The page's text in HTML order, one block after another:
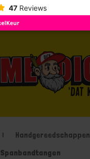
47 Reviews
Handgereedschappen
Spanbandtangen